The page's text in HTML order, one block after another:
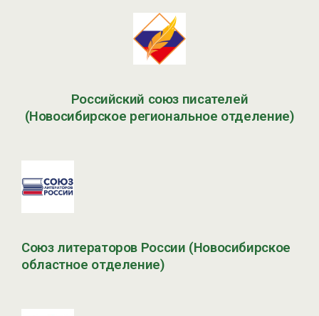
Российский союз писателей
(Новосибирское региональное отделение)
Союз литераторов России (Новосибирское
областное отделение)